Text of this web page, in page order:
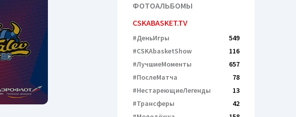
ФОТОАЛЬБОМЫ
CSKABASKET.TV
#ДеньИгры
549
#CSKAbasketShow
116
#ЛучшиеМоменты
657
#ПослеМатча
78
#НестареющиеЛегенды
13
#Трансферы
42